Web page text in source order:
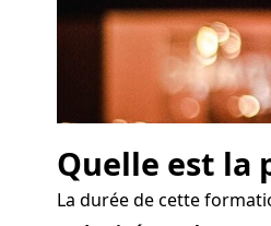
Quelle est la
La durée de cette